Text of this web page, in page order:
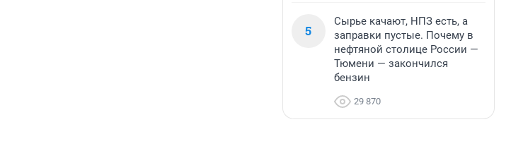
5
Сырье качают, НПЗ есть, а
заправки пустые. Почему в
нефтяной столице России —
Тюмени — закончился
бензин
29 870